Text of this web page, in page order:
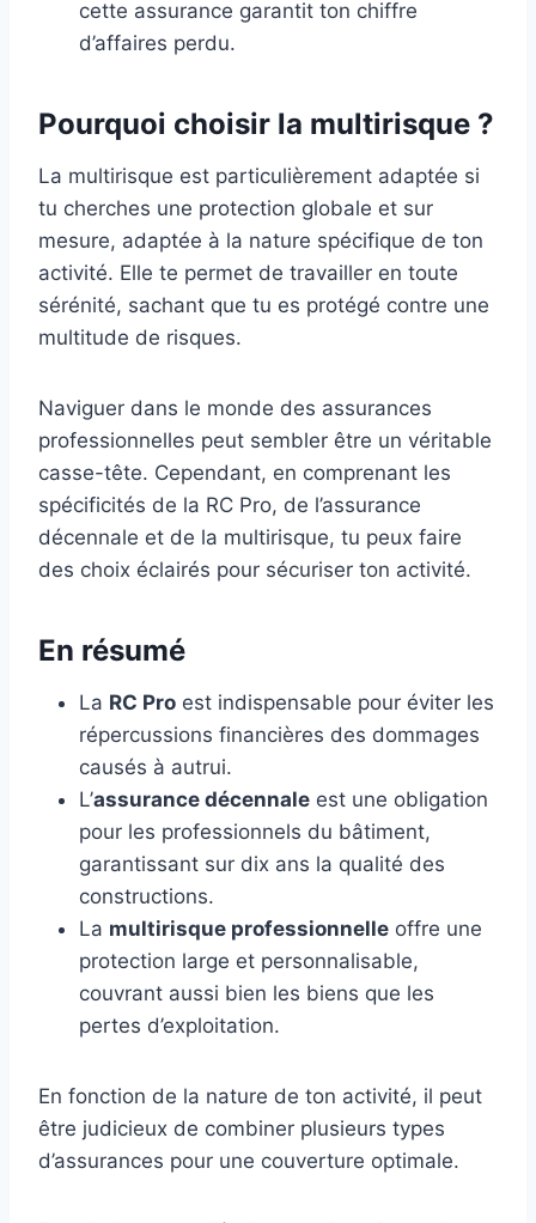
cette assurance garantit ton chiffre
d’affaires perdu.
Pourquoi choisir la multirisque ?
La multirisque est particulièrement adaptée si
tu cherches une protection globale et sur
mesure, adaptée à la nature spécifique de ton
activité. Elle te permet de travailler en toute
sérénité, sachant que tu es protégé contre une
multitude de risques.
Naviguer dans le monde des assurances
professionnelles peut sembler être un véritable
casse-tête. Cependant, en comprenant les
spécificités de la RC Pro, de l’assurance
décennale et de la multirisque, tu peux faire
des choix éclairés pour sécuriser ton activité.
En résumé
La RC Pro est indispensable pour éviter les
répercussions financières des dommages
causés à autrui.
L’assurance décennale est une obligation
pour les professionnels du bâtiment,
garantissant sur dix ans la qualité des
constructions.
La multirisque professionnelle offre une
protection large et personnalisable,
couvrant aussi bien les biens que les
pertes d’exploitation.
En fonction de la nature de ton activité, il peut
être judicieux de combiner plusieurs types
d’assurances pour une couverture optimale.